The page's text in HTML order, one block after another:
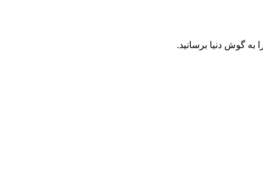
گوش دنیا برسانید.